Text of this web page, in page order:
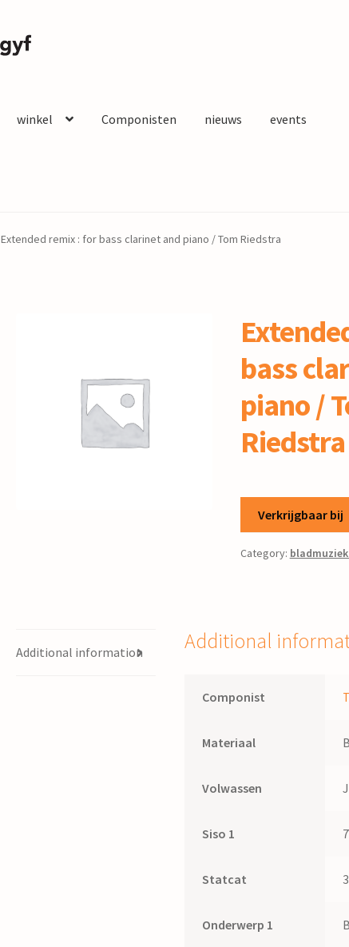
winkel Componisten nieuws events
Extended remix : for bass clarinet and piano / Tom Riedstra
bass
piano /
Riedstra
Verkrijgbaar bij
Category:
Additional information Additional
Componist
Materiaal
Volwassen
Siso 1
Statcat
Onderwerp 1